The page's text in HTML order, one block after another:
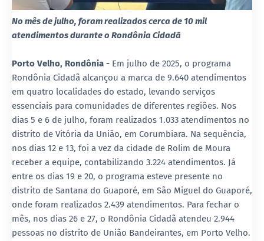
No mês de julho, foram realizados cerca de 10 mil
atendimentos durante o Rondônia Cidadã
Porto Velho, Rondônia - Em julho de 2025, o programa
Rondônia Cidadã alcançou a marca de 9.640 atendimentos
em quatro localidades do estado, levando serviços
essenciais para comunidades de diferentes regiões. Nos
dias 5 e 6 de julho, foram realizados 1.033 atendimentos no
distrito de Vitória da União, em Corumbiara. Na sequência,
nos dias 12 e 13, foi a vez da cidade de Rolim de Moura
receber a equipe, contabilizando 3.224 atendimentos. Já
entre os dias 19 e 20, o programa esteve presente no
distrito de Santana do Guaporé, em São Miguel do Guaporé,
onde foram realizados 2.439 atendimentos. Para fechar o
mês, nos dias 26 e 27, o Rondônia Cidadã atendeu 2.944
pessoas no distrito de União Bandeirantes, em Porto Velho.